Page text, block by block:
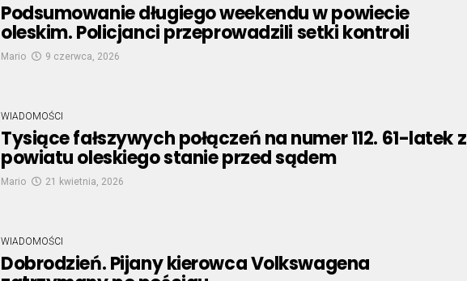
Podsumowanie długiego weekendu w powiecie
oleskim. Policjanci przeprowadzili setki kontroli
Mario 9 czerwca, 2026
WIADOMOŚCI
Tysiące fałszywych połączeń na numer 112. 61-latek z
powiatu oleskiego stanie przed sądem
Mario 21 kwietnia, 2026
WIADOMOŚCI
Dobrodzień. Pijany kierowca Volkswagena